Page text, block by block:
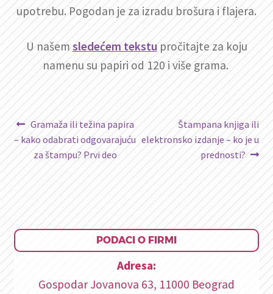
upotrebu. Pogodan je za izradu brošura i flajera.
U našem sledećem tekstu pročitajte za koju
namenu su papiri od 120 i više grama.
Kretanje
članka
Prethodni
članak:
Gramaža ili težina papira
– kako odabrati odgovarajuću
za štampu? Prvi deo
Sledeći
članak:
Štampana knjiga ili
elektronsko izdanje – ko je u
prednosti?
PODACI O FIRMI
Adresa:
Gospodar Jovanova 63, 11000 Beograd